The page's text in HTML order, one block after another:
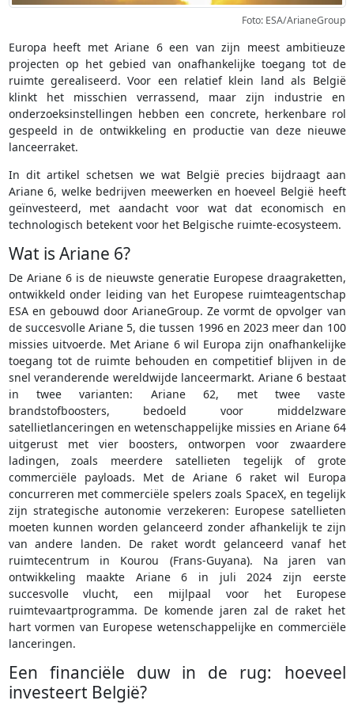
Foto: ESA/ArianeGroup
Europa heeft met Ariane 6 een van zijn meest ambitieuze
projecten op het gebied van onafhankelijke toegang tot de
ruimte gerealiseerd. Voor een relatief klein land als België
klinkt het misschien verrassend, maar zijn industrie en
onderzoeksinstellingen hebben een concrete, herkenbare rol
gespeeld in de ontwikkeling en productie van deze nieuwe
lanceerraket.
In dit artikel schetsen we wat België precies bijdraagt aan
Ariane 6, welke bedrijven meewerken en hoeveel België heeft
geïnvesteerd, met aandacht voor wat dat economisch en
technologisch betekent voor het Belgische ruimte-ecosysteem.
Wat is Ariane 6?
De Ariane 6 is de nieuwste generatie Europese draagraketten,
ontwikkeld onder leiding van het Europese ruimteagentschap
ESA en gebouwd door ArianeGroup. Ze vormt de opvolger van
de succesvolle Ariane 5, die tussen 1996 en 2023 meer dan 100
missies uitvoerde. Met Ariane 6 wil Europa zijn onafhankelijke
toegang tot de ruimte behouden en competitief blijven in de
snel veranderende wereldwijde lanceermarkt. Ariane 6 bestaat
in twee varianten: Ariane 62, met twee vaste
brandstofboosters, bedoeld voor middelzware
satellietlanceringen en wetenschappelijke missies en Ariane 64
uitgerust met vier boosters, ontworpen voor zwaardere
ladingen, zoals meerdere satellieten tegelijk of grote
commerciële payloads. Met de Ariane 6 raket wil Europa
concurreren met commerciële spelers zoals SpaceX, en tegelijk
zijn strategische autonomie verzekeren: Europese satellieten
moeten kunnen worden gelanceerd zonder afhankelijk te zijn
van andere landen. De raket wordt gelanceerd vanaf het
ruimtecentrum in Kourou (Frans-Guyana). Na jaren van
ontwikkeling maakte Ariane 6 in juli 2024 zijn eerste
succesvolle vlucht, een mijlpaal voor het Europese
ruimtevaartprogramma. De komende jaren zal de raket het
hart vormen van Europese wetenschappelijke en commerciële
lanceringen.
Een financiële duw in de rug: hoeveel
investeert België?